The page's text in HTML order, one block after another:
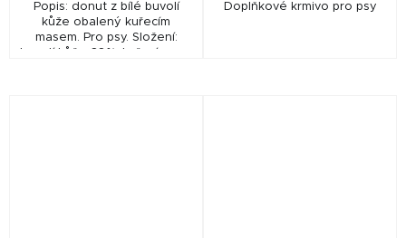
Popis: donut z bílé buvolí
kůže obalený kuřecím
masem. Pro psy. Složení:
Doplňkové krmivo pro psy